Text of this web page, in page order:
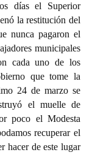
días el Superior
la restitución del
nunca pagaron el
municipales
cada uno de los
que tome la
24 de marzo se
el muelle de
poco el Modesta
recuperar el
hacer de este lugar